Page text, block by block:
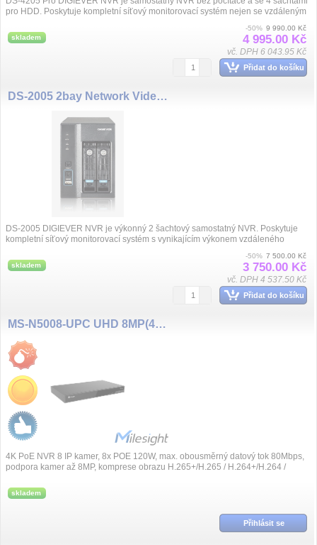
pro HDD. Poskytuje kompletní síťový monitorovací systém nejen se vzdáleným
skladem
-50% 9 990.00 Kč
4 995.00 Kč
vč. DPH 6 043.95 Kč
Přidat do košíku
DS-2005 2bay Network Video,5ch
DS-2005 DIGIEVER NVR je výkonný 2 šachtový samostatný NVR. Poskytuje
kompletní síťový monitorovací systém s vynikajícím výkonem vzdáleného
skladem
-50% 7 500.00 Kč
3 750.00 Kč
vč. DPH 4 537.50 Kč
Přidat do košíku
MS-N5008-UPC UHD 8MP(4K), 8 kanál NVR, 8x PoE
4K PoE NVR 8 IP kamer, 8x POE 120W, max. obousměrný datový tok 80Mbps,
podpora kamer až 8MP, komprese obrazu H.265+/H.265 / H.264+/H.264 /
skladem
Přihlásit se